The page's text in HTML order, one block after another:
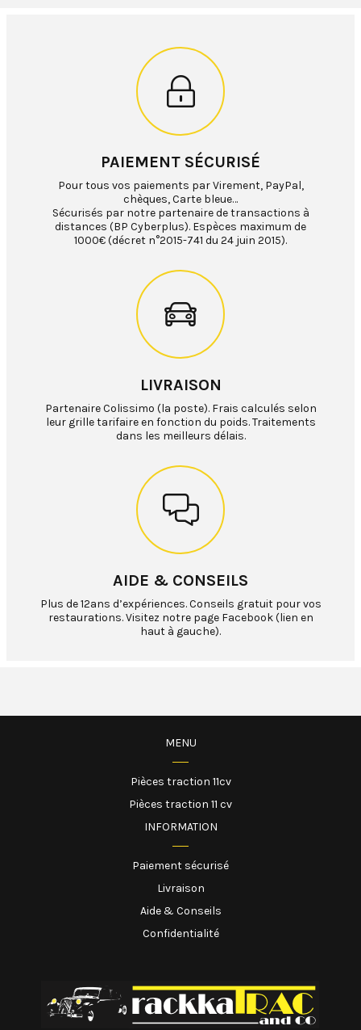
PAIEMENT SÉCURISÉ
Pour tous vos paiements par Virement, PayPal,
chèques, Carte bleue…
Sécurisés par notre partenaire de transactions à
distances (BP Cyberplus). Espèces maximum de
1000€ (décret n°2015-741 du 24 juin 2015).
LIVRAISON
Partenaire Colissimo (la poste). Frais calculés selon
leur grille tarifaire en fonction du poids. Traitements
dans les meilleurs délais.
AIDE & CONSEILS
Plus de 12ans d’expériences. Conseils gratuit pour vos
restaurations. Visitez notre page Facebook (lien en
haut à gauche).
MENU
Pièces traction 11cv
Pièces traction 11 cv
INFORMATION
Paiement sécurisé
Livraison
Aide & Conseils
Confidentialité